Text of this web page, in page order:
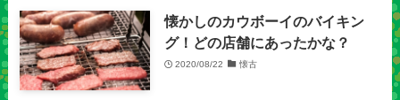
懐かしのカウボーイのバイキン
グ！どの店舗にあったかな？
2020/08/22 懐古